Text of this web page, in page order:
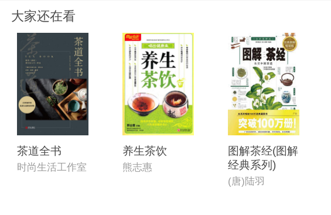
同时，他还经营着两家意大利餐厅、一家葡萄酒酒吧
念也广受好评。2003年获得“鲁瓦连斟酒人”称号（普罗
授）；2008年获得“香槟酒骑士”称号（香槟酒骑士团
大家还在看
茶道全书
时尚生活工作室
养生茶饮
熊志惠
图解茶经(图解
经典系列)
(唐)陆羽